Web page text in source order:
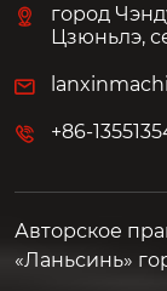
город
Цзюньлэ,
+86-
Авторское
«Ланьсинь»